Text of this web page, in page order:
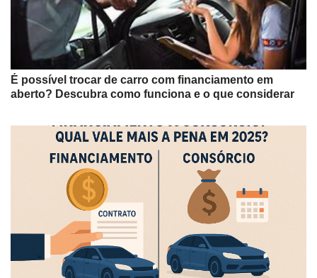
É possível trocar de carro com financiamento em
aberto? Descubra como funciona e o que considerar